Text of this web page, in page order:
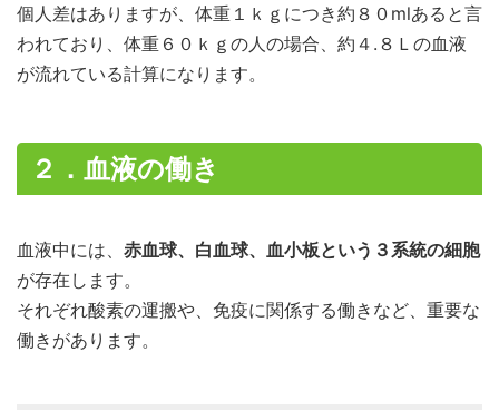
個人差はありますが、体重１ｋｇにつき約８０mlあると言
われており、体重６０ｋｇの人の場合、約４.８Ｌの血液
が流れている計算になります。
２．血液の働き
血液中には、 赤血球、白血球、血小板という３系統の細胞
が存在します。
それぞれ酸素の運搬や、免疫に関係する働きなど、重要な
働きがあります。